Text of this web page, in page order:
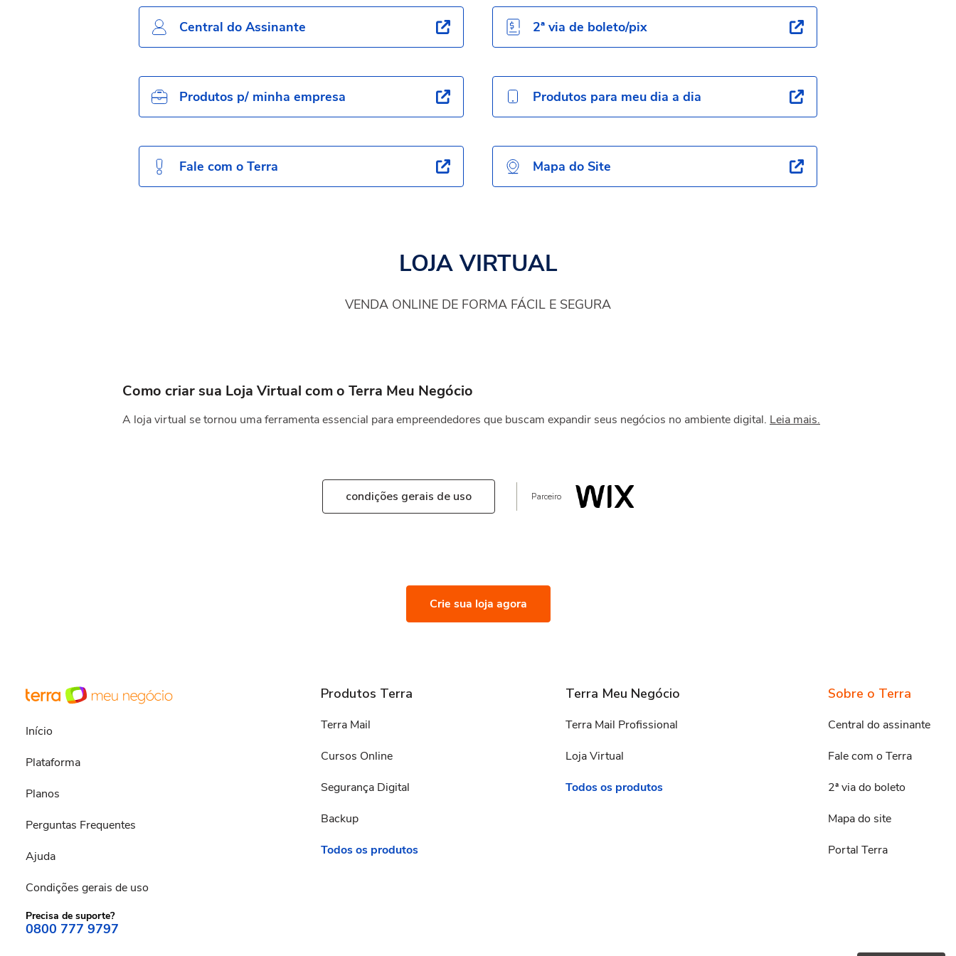
Central do Assinante 2ª via de boleto/pix
Produtos p/ minha empresa Produtos para meu dia a dia
Fale com o Terra Mapa do Site
LOJA VIRTUAL
VENDA ONLINE DE FORMA FÁCIL E SEGURA
Como criar sua Loja Virtual com o Terra Meu Negócio
A loja virtual se tornou uma ferramenta essencial para empreendedores que buscam expandir seus negócios no ambiente digital. Leia mais.
condições gerais de uso Parceiro
Crie sua loja agora
Início
Plataforma
Planos
Perguntas Frequentes
Ajuda
Condições gerais de uso
Precisa de suporte?
0800 777 9797
Produtos Terra
Terra Mail
Cursos Online
Segurança Digital
Backup
Todos os produtos
Terra Meu Negócio
Terra Mail Profissional
Loja Virtual
Todos os produtos
Sobre o Terra
Central do assinante
Fale com o Terra
2ª via do boleto
Mapa do site
Portal Terra